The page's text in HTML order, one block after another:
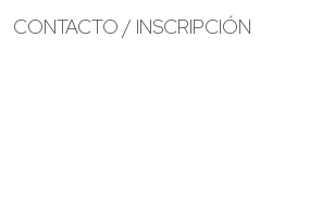
CONTACTO / INSCRIPCIÓN